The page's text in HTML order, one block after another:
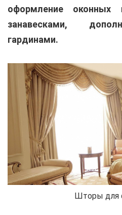
оформление оконных
занавесками,
гардинами.
Шторы для